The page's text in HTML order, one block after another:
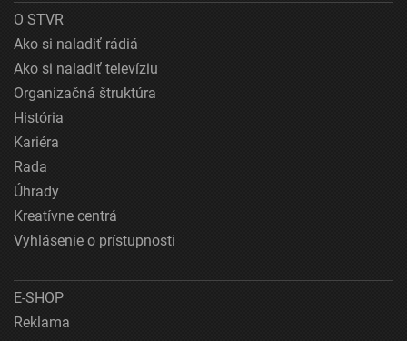
O STVR
Ako si naladiť rádiá
Ako si naladiť televíziu
Organizačná štruktúra
História
Kariéra
Rada
Úhrady
Kreatívne centrá
Vyhlásenie o prístupnosti
E-SHOP
Reklama